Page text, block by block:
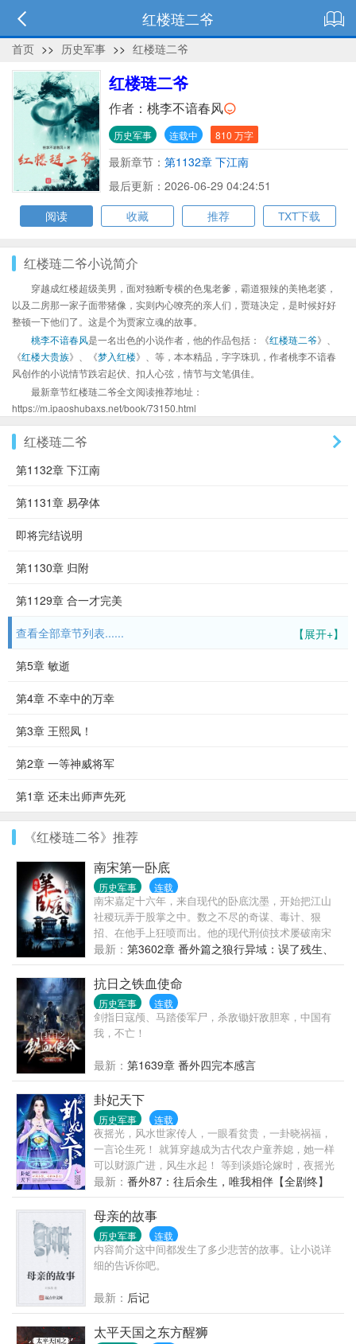
红楼琏二爷
首页 >> 历史军事 >> 红楼琏二爷
红楼琏二爷
作者： 桃李不谙春风
历史军事 连载中 810 万字
最新章节： 第1132章 下江南
最后更新：2026-06-29 04:24:51
阅读
收藏 推荐 TXT下载
红楼琏二爷小说简介
穿越成红楼超级美男，面对独断专横的色鬼老爹，霸道狠辣的美艳老婆，
以及二房那一家子面带猪像，实则内心嘹亮的亲人们，贾琏决定，是时候好好
整顿一下他们了。这是个为贾家立魂的故事。
桃李不谙春风是一名出色的小说作者，他的作品包括：《红楼琏二爷》、
《红楼大贵族》、《梦入红楼》、等，本本精品，字字珠玑，作者桃李不谙春
风创作的小说情节跌宕起伏、扣人心弦，情节与文笔俱佳。
最新章节红楼琏二爷全文阅读推荐地址：
https://m.ipaoshubaxs.net/book/73150.html
红楼琏二爷
第1132章 下江南
第1131章 易孕体
即将完结说明
第1130章 归附
第1129章 合一才完美
【展开+】
查看全部章节列表......
第5章 敏逝
第4章 不幸中的万幸
第3章 王熙凤！
第2章 一等神威将军
第1章 还未出师声先死
《红楼琏二爷》推荐
南宋第一卧底
历史军事 连载
南宋嘉定十六年，来自现代的卧底沈墨，开始把江山
社稷玩弄于股掌之中。数之不尽的奇谋、毒计、狠
招、在他手上狂喷而出。他的现代刑侦技术屡破南宋
奇案，他的谍报技能狂虐辽金密谍。当纵横无敌的蒙
元铁骑滚滚而来时，他练成的钢铁之师，迎头撞碎了
蒙古铁骑那席卷天下之势！只手补天，力挽天倾，这
是一场一个人对抗一个时代的战争！......
最新： 第3602章 番外篇之狼行异域：误了残生、
断了毒肠
抗日之铁血使命
历史军事 连载
剑指日寇颅、马踏倭军尸，杀敌锄奸敌胆寒，中国有
我，不亡！
最新： 第1639章 番外四完本感言
卦妃天下
历史军事 连载
夜摇光，风水世家传人，一眼看贫贵，一卦晓祸福，
一言论生死！ 就算穿越成为古代农户童养媳，她一样
可以财源广进，风生水起！ 等到谈婚论嫁时，夜摇光
问：“钱是我赚的，你是我养大的，小人恶人是我打
的，魑魅魍魉是我驱的，权贵豪富欠的情是我的，我
要你干嘛？” 某男端着一张长得越来越妖孽的脸凑上
前：“夫人负责赚钱养家，扫清天下，为了不失宠，为
夫自然要保证永远貌美如花。” 于是，色令智昏的某女
就这么嫁了！ 权倾天下，不如有你；世间永恒，唯神
仙眷侣。 有百万字完结作品两部，坑品保证，读者群
【144431187】
最新： 番外87：往后余生，唯我相伴【全剧终】
母亲的故事
历史军事 连载
内容简介这中间都发生了多少悲苦的故事。让小说详
细的告诉你吧。
最新： 后记
太平天国之东方醒狮